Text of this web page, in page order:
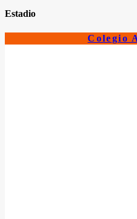
Estadio
Colegio